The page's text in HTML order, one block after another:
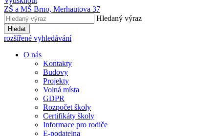
ZŠ a MŠ Brno, Merhautova 37
Hledaný výraz
Hledat
rozšířené vyhledávání
O nás
Kontakty
Budovy
Projekty
Volná místa
GDPR
Rozpočet školy
Certifikáty školy
Informace pro rodiče
E-podatelna